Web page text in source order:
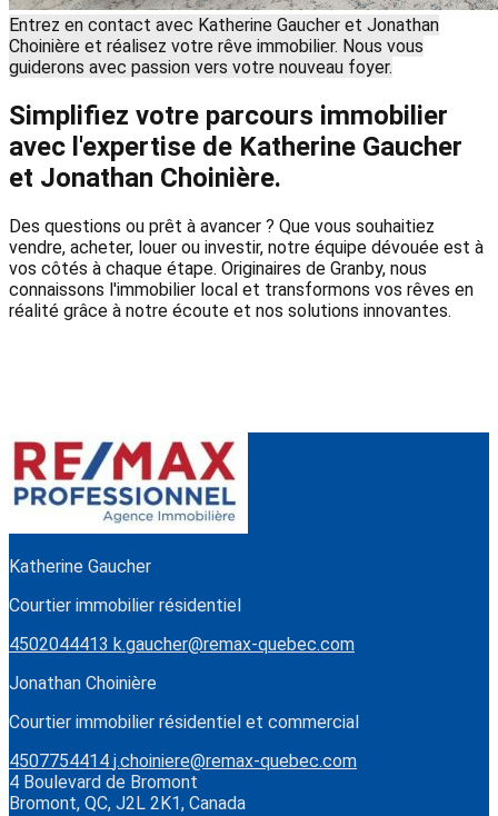
Entrez en contact avec Katherine Gaucher et Jonathan
Choinière et réalisez votre rêve immobilier. Nous vous
guiderons avec passion vers votre nouveau foyer.
Simplifiez votre parcours immobilier
avec l'expertise de Katherine Gaucher
et Jonathan Choinière.
Des questions ou prêt à avancer ? Que vous souhaitiez
vendre, acheter, louer ou investir, notre équipe dévouée est à
vos côtés à chaque étape. Originaires de Granby, nous
connaissons l'immobilier local et transformons vos rêves en
réalité grâce à notre écoute et nos solutions innovantes.
Katherine Gaucher
Courtier immobilier résidentiel
4502044413 k.gaucher@remax-quebec.com
Jonathan Choinière
Courtier immobilier résidentiel et commercial
4507754414 j.choiniere@remax-quebec.com
4 Boulevard de Bromont
Bromont, QC, J2L 2K1, Canada